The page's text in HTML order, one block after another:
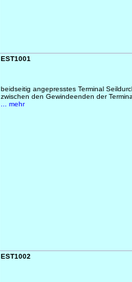
EST1001
beidseitig angepresstes Terminal
zwischen den Gewindeenden der
... mehr
EST1002